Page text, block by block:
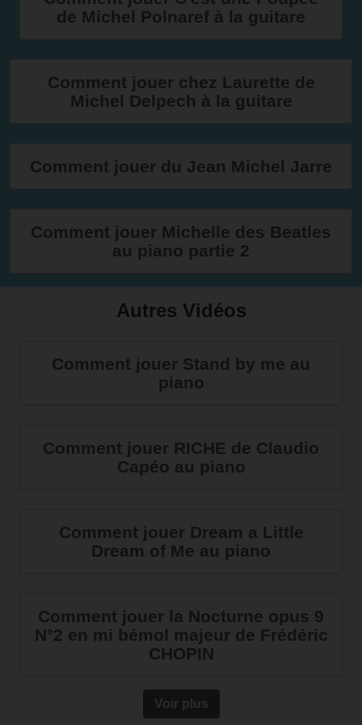
de Michel Polnaref à la guitare
Comment jouer chez Laurette de
Michel Delpech à la guitare
Comment jouer du Jean Michel Jarre
Comment jouer Michelle des Beatles
au piano partie 2
Autres Vidéos
Comment jouer Stand by me au
piano
Comment jouer RICHE de Claudio
Capéo au piano
Comment jouer Dream a Little
Dream of Me au piano
Comment jouer la Nocturne opus 9
N°2 en mi bémol majeur de Frédéric
CHOPIN
Voir plus